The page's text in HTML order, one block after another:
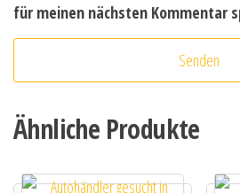
für meinen nächsten Kommentar
Ähnliche Produkte